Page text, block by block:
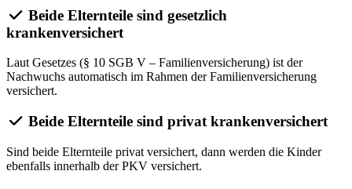
Beide Elternteile sind gesetzlich
krankenversichert
Laut Gesetzes (§ 10 SGB V – Familienversicherung) ist der
Nachwuchs automatisch im Rahmen der Familienversicherung
versichert.
Beide Elternteile sind privat krankenversichert
Sind beide Elternteile privat versichert, dann werden die Kinder
ebenfalls innerhalb der PKV versichert.